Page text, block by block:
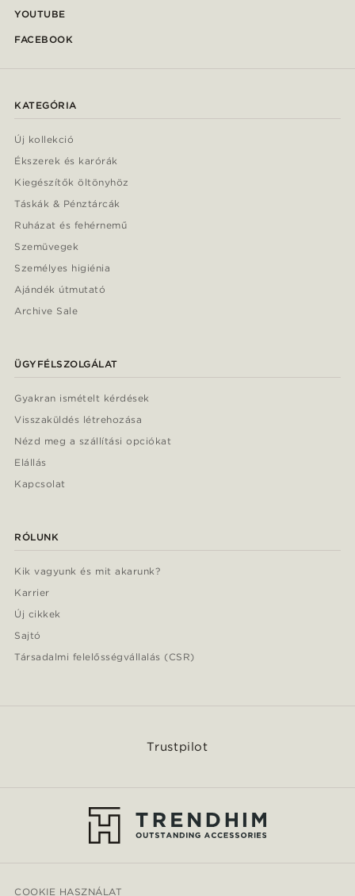
YOUTUBE
FACEBOOK
KATEGÓRIA
Új kollekció
Ékszerek és karórák
Kiegészítők öltönyhöz
Táskák & Pénztárcák
Ruházat és fehérnemű
Szemüvegek
Személyes higiénia
Ajándék útmutató
Archive Sale
ÜGYFÉLSZOLGÁLAT
Gyakran ismételt kérdések
Visszaküldés létrehozása
Nézd meg a szállítási opciókat
Elállás
Kapcsolat
RÓLUNK
Kik vagyunk és mit akarunk?
Karrier
Új cikkek
Sajtó
Társadalmi felelősségvállalás (CSR)
Trustpilot
COOKIE HASZNÁLAT